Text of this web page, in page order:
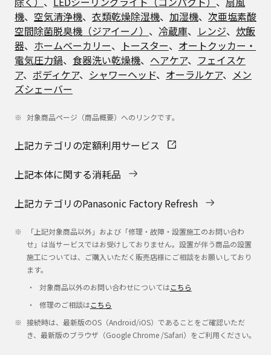
機、 空気清浄機、 衣類乾燥除湿機、 加湿機、 次亜塩素酸
空間除菌脱臭機（ジアイーノ） 、 冷蔵庫、 レンジ、 炊飯
器、 ホームベーカリー、 トースター、 オートクッカー・
電気圧力鍋、 食器洗い乾燥機、 ヘアケア、 フェイスケ
ア、 ボディケア、 シャワーヘッド、 オーラルケア、 メン
ズシェーバー
対象商品ページ（商品概要）へのリンクです​。
上記カテゴリの定額利用サービス
上記本体に関する消耗品
上記カテゴリのPanasonic Factory Refresh
「上記対象商品以外」および「修理・故障・設置施工のお問い合わ
せ」は当サービスではお受けしておりません。設置が伴う商品の設置
施工については、ご購入いただく販売店様にご相談をお願いしており
ます。
対象商品以外のお問い合わせについてはこちら
修理のご相談はこちら
接続時は、最新版のOS（Android/iOS）であることをご確認いただ
き、最新版のブラウザ（Google Chrome /Safari）をご利用ください。